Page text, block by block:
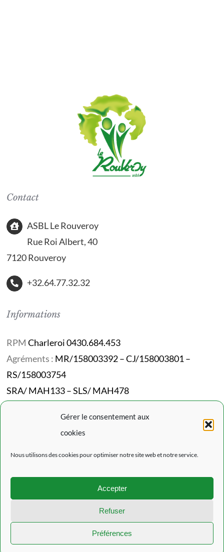
Gérer le consentement aux
cookies
Nous utilisons des cookies pour optimiser notre site web et notre service.
Accepter
Refuser
Préférences
Contact
ASBL Le Rouveroy
Rue Roi Albert, 40
7120 Rouveroy
+32.64.77.32.32
Informations
RPM Charleroi 0430.684.453
Agréments : MR/158003392 – CJ/158003801 –
RS/158003754
SRA/ MAH133 – SLS/ MAH478